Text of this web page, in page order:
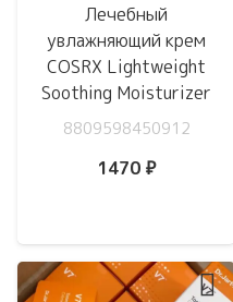
Лечебный
увлажняющий крем
COSRX Lightweight
Soothing Moisturizer
8809598450912
1470 ₽